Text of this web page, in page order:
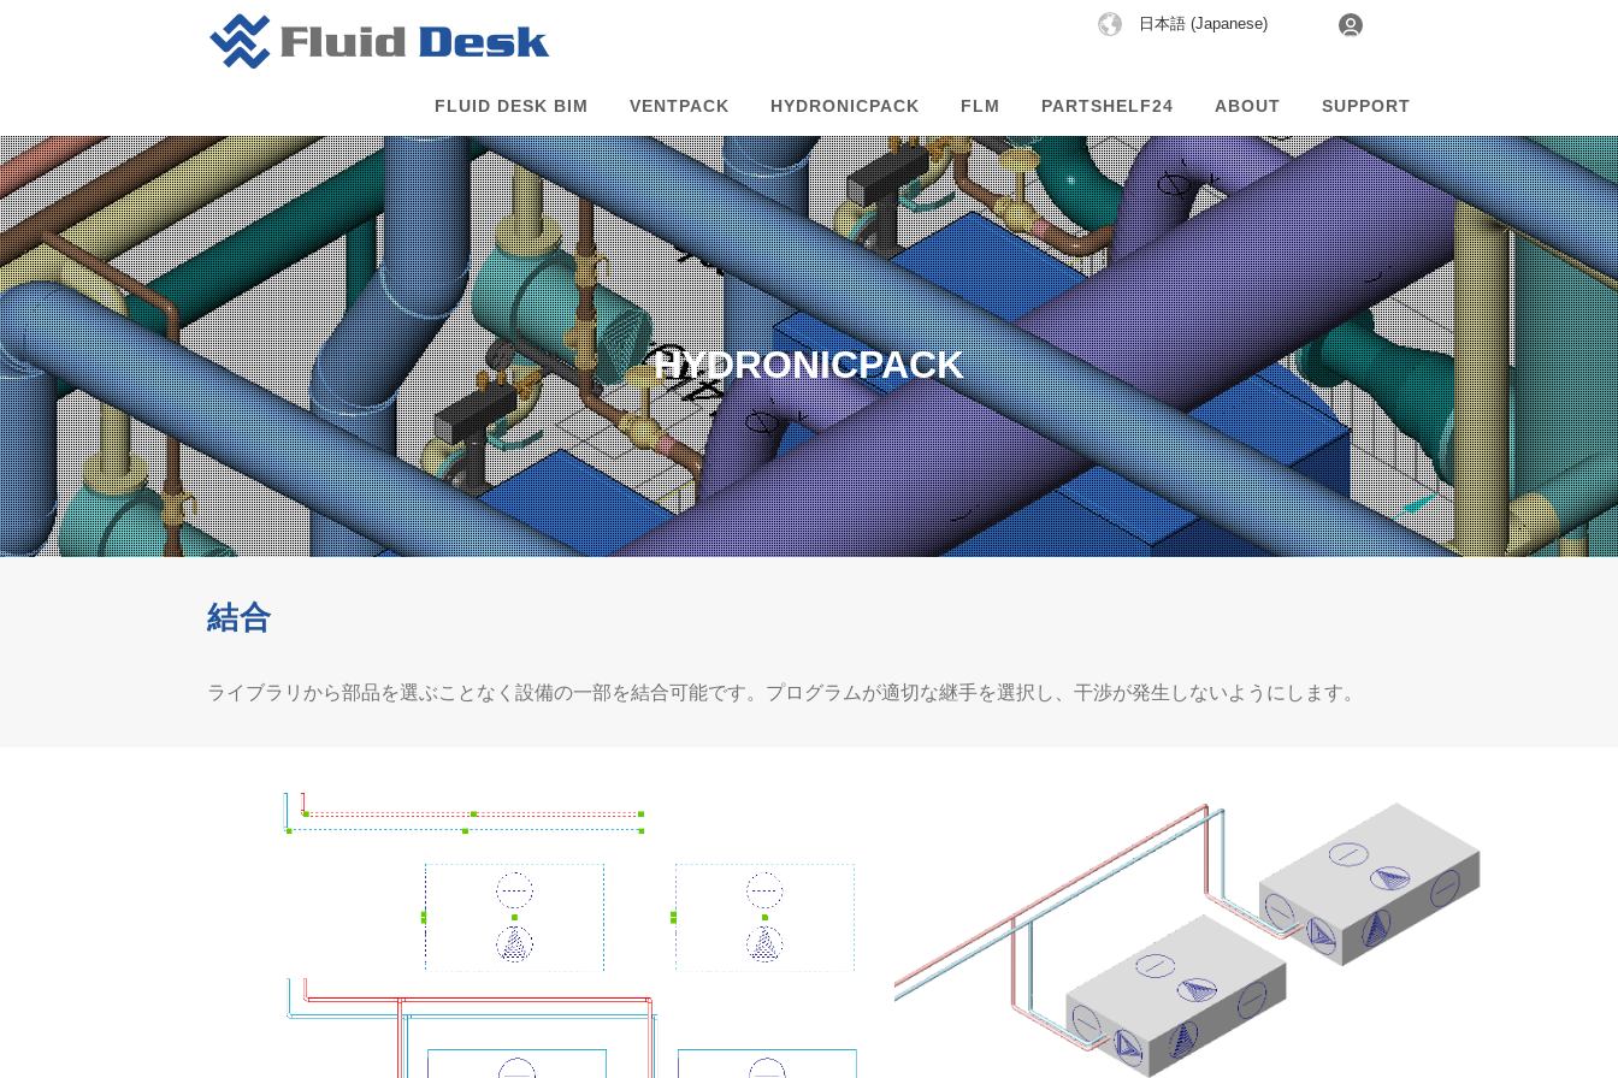
言
を
選
択
日本語 (Japanese)
FLUID DESK BIM VENTPACK HYDRONICPACK FLM PARTSHELF24 ABOUT SUPPORT
HYDRONICPACK
結合
ライブラリから部品を選ぶことなく設備の一部を結合可能です。プログラムが適切な継手を選択し、干渉が発生しないようにします。